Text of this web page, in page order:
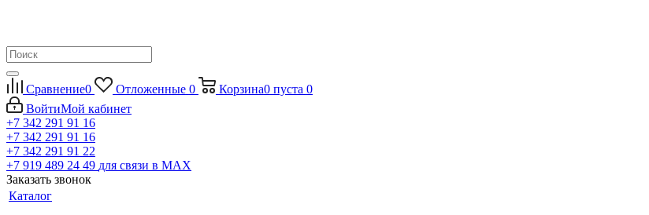
Сравнение0 Отложенные 0 Корзина0 пуста 0
ВойтиМой кабинет
+7 342 291 91 16
+7 342 291 91 16
+7 342 291 91 22
+7 919 489 24 49 для связи в МАХ
Заказать звонок
Каталог